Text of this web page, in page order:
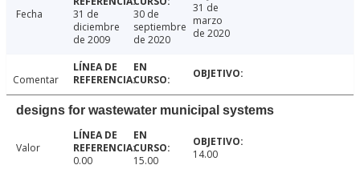
Fecha
31 de
diciembre
de 2009
30 de
septiembre
de 2020
31 de
marzo
de 2020
Comentar
designs for wastewater municipal systems
Valor
0.00
15.00 14.00